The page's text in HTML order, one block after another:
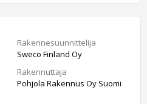
Rakennesuunnittelija
Sweco Finland Oy
Rakennuttaja
Pohjola Rakennus Oy Suomi